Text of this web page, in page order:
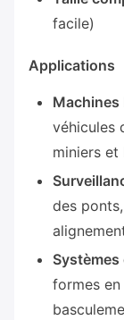
facile)
Applications
Machines
véhicules
miniers et
des
formes